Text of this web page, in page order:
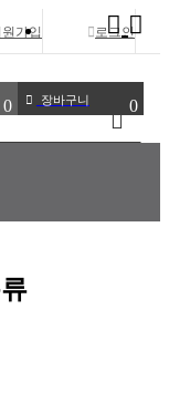
원가입 로그인
0 장바구니 0